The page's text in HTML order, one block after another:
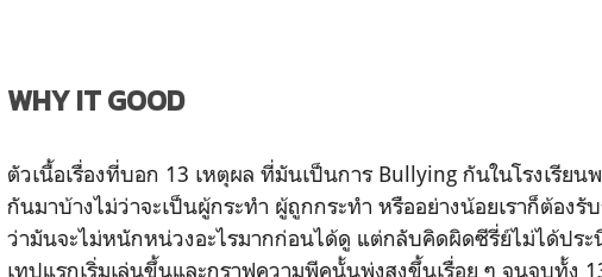
WHY IT GOOD
ตัวเนื้อเรื่องที่บอก 13 เหตุผล ที่มันเป็นการ Bullying กันในโรงเรีย
กันมาบ้างไม่ว่าจะเป็นผู้กระทำ ผู้ถูกกระทำ หรืออย่างน้อยเราก็ต้องรั
ว่ามันจะไม่หนักหน่วงอะไรมากก่อนได้ดู แต่กลับคิดผิดซีรี่ย์ไม่ได้ปร
เทปแรกเริ่มเล่นขึ้นและกราฟความพีคนั้นพุ่งสูงขึ้นเรื่อย ๆ จนจบทั้ง